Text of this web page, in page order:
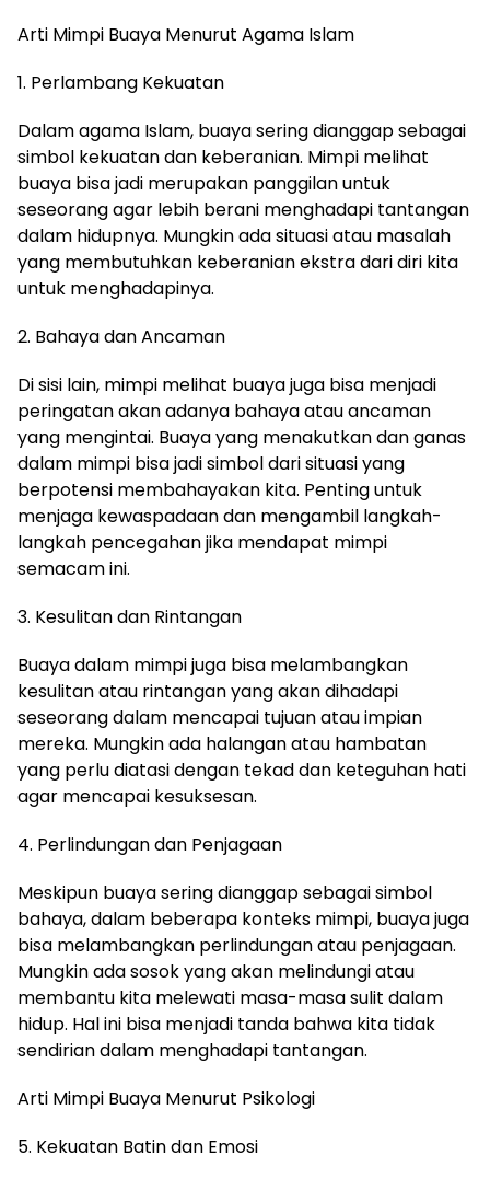
Arti Mimpi Buaya Menurut Agama Islam
1. Perlambang Kekuatan
Dalam agama Islam, buaya sering dianggap sebagai
simbol kekuatan dan keberanian. Mimpi melihat
buaya bisa jadi merupakan panggilan untuk
seseorang agar lebih berani menghadapi tantangan
dalam hidupnya. Mungkin ada situasi atau masalah
yang membutuhkan keberanian ekstra dari diri kita
untuk menghadapinya.
2. Bahaya dan Ancaman
Di sisi lain, mimpi melihat buaya juga bisa menjadi
peringatan akan adanya bahaya atau ancaman
yang mengintai. Buaya yang menakutkan dan ganas
dalam mimpi bisa jadi simbol dari situasi yang
berpotensi membahayakan kita. Penting untuk
menjaga kewaspadaan dan mengambil langkah-
langkah pencegahan jika mendapat mimpi
semacam ini.
3. Kesulitan dan Rintangan
Buaya dalam mimpi juga bisa melambangkan
kesulitan atau rintangan yang akan dihadapi
seseorang dalam mencapai tujuan atau impian
mereka. Mungkin ada halangan atau hambatan
yang perlu diatasi dengan tekad dan keteguhan hati
agar mencapai kesuksesan.
4. Perlindungan dan Penjagaan
Meskipun buaya sering dianggap sebagai simbol
bahaya, dalam beberapa konteks mimpi, buaya juga
bisa melambangkan perlindungan atau penjagaan.
Mungkin ada sosok yang akan melindungi atau
membantu kita melewati masa-masa sulit dalam
hidup. Hal ini bisa menjadi tanda bahwa kita tidak
sendirian dalam menghadapi tantangan.
Arti Mimpi Buaya Menurut Psikologi
5. Kekuatan Batin dan Emosi